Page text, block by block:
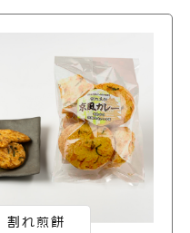
割れ煎餅